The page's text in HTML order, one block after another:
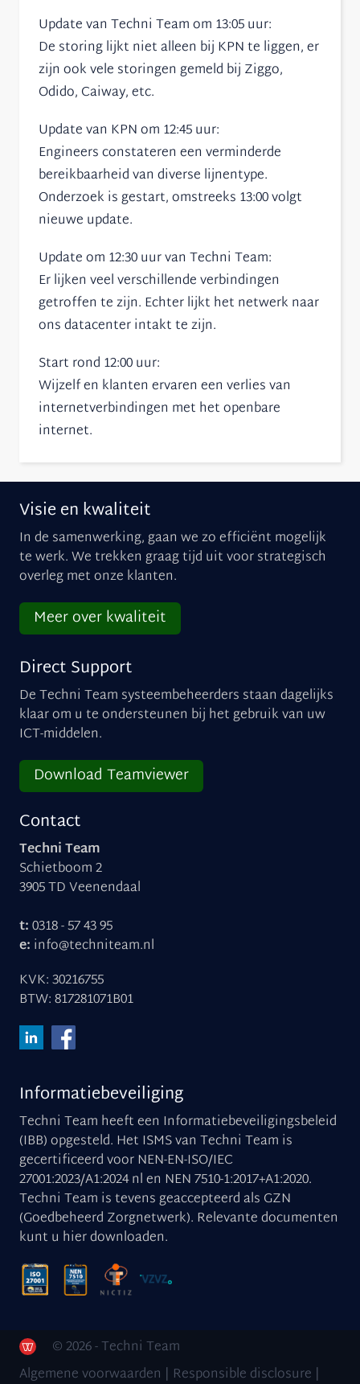
Update van Techni Team om 13:05 uur:
De storing lijkt niet alleen bij KPN te liggen, er
zijn ook vele storingen gemeld bij Ziggo,
Odido, Caiway, etc.
Update van KPN om 12:45 uur:
Engineers constateren een verminderde
bereikbaarheid van diverse lijnentype.
Onderzoek is gestart, omstreeks 13:00 volgt
nieuwe update.
Update om 12:30 uur van Techni Team:
Er lijken veel verschillende verbindingen
getroffen te zijn. Echter lijkt het netwerk naar
ons datacenter intakt te zijn.
Start rond 12:00 uur:
Wijzelf en klanten ervaren een verlies van
internetverbindingen met het openbare
internet.
Visie en kwaliteit
In de samenwerking, gaan we zo efficiënt mogelijk
te werk. We trekken graag tijd uit voor strategisch
overleg met onze klanten.
Meer over kwaliteit
Direct Support
De Techni Team systeembeheerders staan dagelijks
klaar om u te ondersteunen bij het gebruik van uw
ICT-middelen.
Download Teamviewer
Contact
Techni Team
Schietboom 2
3905 TD Veenendaal
t:0318 - 57 43 95
e: info@techniteam.nl
KVK: 30216755
BTW: 817281071B01
Informatiebeveiliging
Techni Team heeft een Informatiebeveiligingsbeleid
(IBB) opgesteld. Het ISMS van Techni Team is
gecertificeerd voor NEN-EN-ISO/IEC
27001:2023/A1:2024 nl en NEN 7510-1:2017+A1:2020.
Techni Team is tevens geaccepteerd als GZN
(Goedbeheerd Zorgnetwerk). Relevante documenten
kunt u hier downloaden.
© 2026 - Techni Team
Algemene voorwaarden | Responsible disclosure |